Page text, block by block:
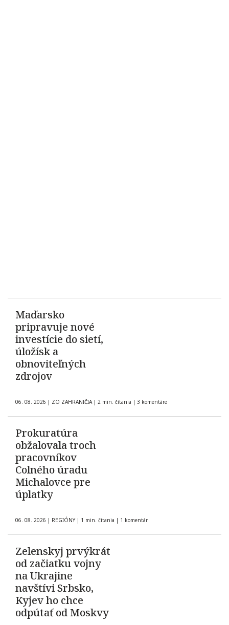
Maďarsko
pripravuje nové
investície do sietí,
úložísk a
obnoviteľných
zdrojov
06. 08. 2026 | ZO ZAHRANIČIA | 2 min. čítania | 3 komentáre
Prokuratúra
obžalovala troch
pracovníkov
Colného úradu
Michalovce pre
úplatky
06. 08. 2026 | REGIÓNY | 1 min. čítania | 1 komentár
Zelenskyj prvýkrát
od začiatku vojny
na Ukrajine
navštívi Srbsko,
Kyjev ho chce
odpútať od Moskvy